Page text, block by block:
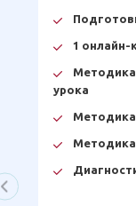
1 онлайн-
Методика
урока
Методика
Методика